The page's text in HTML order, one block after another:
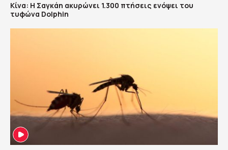
Κίνα: Η Σαγκάη ακυρώνει 1.300 πτήσεις ενόψει του
τυφώνα Dolphin